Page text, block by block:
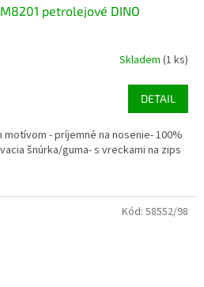
petrolejové DINO
Skladem (1 ks)
DETAIL
- príjemné na nosenie- 100%
šnúrka/guma- s vreckami na zips
Kód: 58552/98